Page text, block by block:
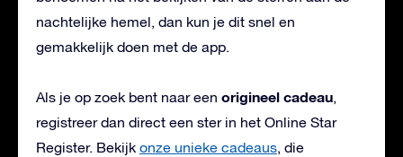
nachtelijke hemel, dan kun je dit snel en
gemakkelijk doen met de app.
Als je op zoek bent naar een origineel cadeau,
registreer dan direct een ster in het Online Star
Register. Bekijk onze unieke cadeaus, die